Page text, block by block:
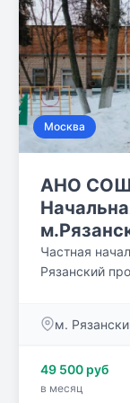
выбранных
Москва
АНО СОШ
Частная
Рязанский
Юго-
Учреждение
ул.
м.
49 500 руб
в месяц